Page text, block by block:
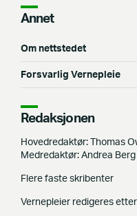
Annet
Om nettstedet
Forsvarlig Vernepleie
Redaksjonen
Hovedredaktør: Thomas
Medredaktør: Andrea Berg
Flere faste skribenter
Vernepleier redigeres